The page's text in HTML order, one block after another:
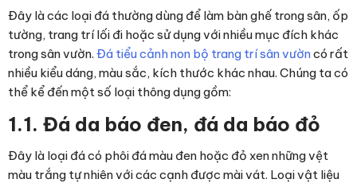
Đây là các loại đá thường dùng để làm bàn ghế trong sân, ốp
tường, trang trí lối đi hoặc sử dụng với nhiều mục đích khác
trong sân vườn. Đá tiểu cảnh non bộ trang trí sân vườncó rất
nhiều kiểu dáng, màu sắc, kích thước khác nhau. Chúng ta có
thể kể đến một số loại thông dụng gồm:
1.1. Đá da báo đen, đá da báo đỏ
Đây là loại đá có phôi đá màu đen hoặc đỏ xen những vệt
màu trắng tự nhiên với các cạnh được mài vát. Loại vật liệu